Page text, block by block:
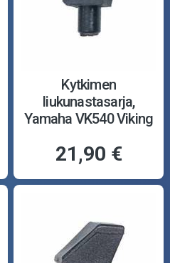
Kytkimen
liukunastasarja,
Yamaha VK540 Viking
21,90 €